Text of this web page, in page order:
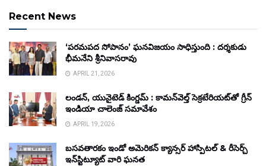
Recent News
‘పరమపద సోపానం’ ఘనవిజయం సాధిస్తుంది : దర్శకుడు
భీమనేని శ్రీనివాసరావు
APRIL 21, 2026
లండన్, యునైటెడ్ కింగ్డమ్ : కామన్‌వెల్త్ సెక్రటేరియట్‌తో గ్రీన్
ఇండియా చాలెంజ్ సమావేశం
APRIL 19, 2026
బసవతారకం ఇండో అమెరికన్ క్యాన్సర్ హాస్పిటల్ & రీసెర్చ్
ఇన్‌స్టిట్యూట్ వారి ఘనత